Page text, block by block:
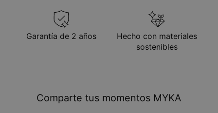
Garantía de 2 años
Hecho con materiales
sostenibles
Comparte tus momentos MYKA